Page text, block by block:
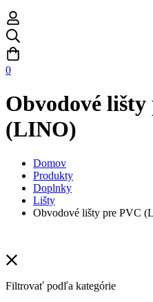
0
Obvodové lišty
(LINO)
Domov
Produkty
Doplnky
Lišty
Obvodové lišty pre PVC
Filtrovať podľa kategórie